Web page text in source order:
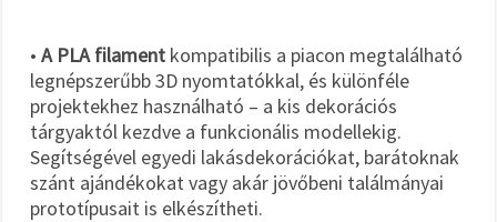
• A PLA filament kompatibilis a piacon megtalálható
legnépszerűbb 3D nyomtatókkal, és különféle
projektekhez használható – a kis dekorációs
tárgyaktól kezdve a funkcionális modellekig.
Segítségével egyedi lakásdekorációkat, barátoknak
szánt ajándékokat vagy akár jövőbeni találmányai
prototípusait is elkészítheti.